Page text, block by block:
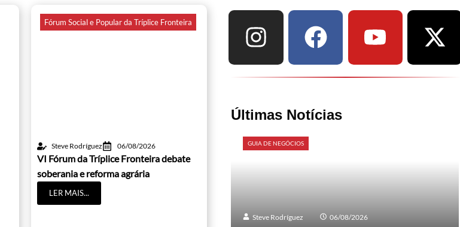
Fórum Social e Popular da Tríplice Fronteira
Steve Rodríguez 06/08/2026
VI Fórum da Tríplice Fronteira debate
soberania e reforma agrária
LER MAIS...
Últimas Notícias
GUIA DE NEGÓCIOS
Steve Rodríguez 06/08/2026